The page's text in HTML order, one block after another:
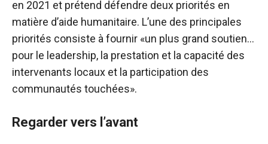
en 2021 et prétend défendre deux priorités en
matière d’aide humanitaire. L’une des principales
priorités consiste à fournir «un plus grand soutien…
pour le leadership, la prestation et la capacité des
intervenants locaux et la participation des
communautés touchées».
Regarder vers l’avant